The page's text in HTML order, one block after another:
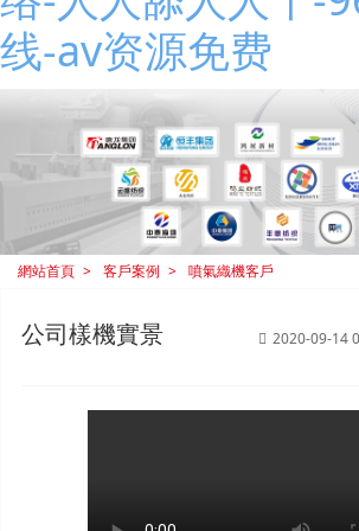
线-av资源免费
網站首頁 客戶案例 噴氣織機客戶
公司樣機實景 2020-09-14